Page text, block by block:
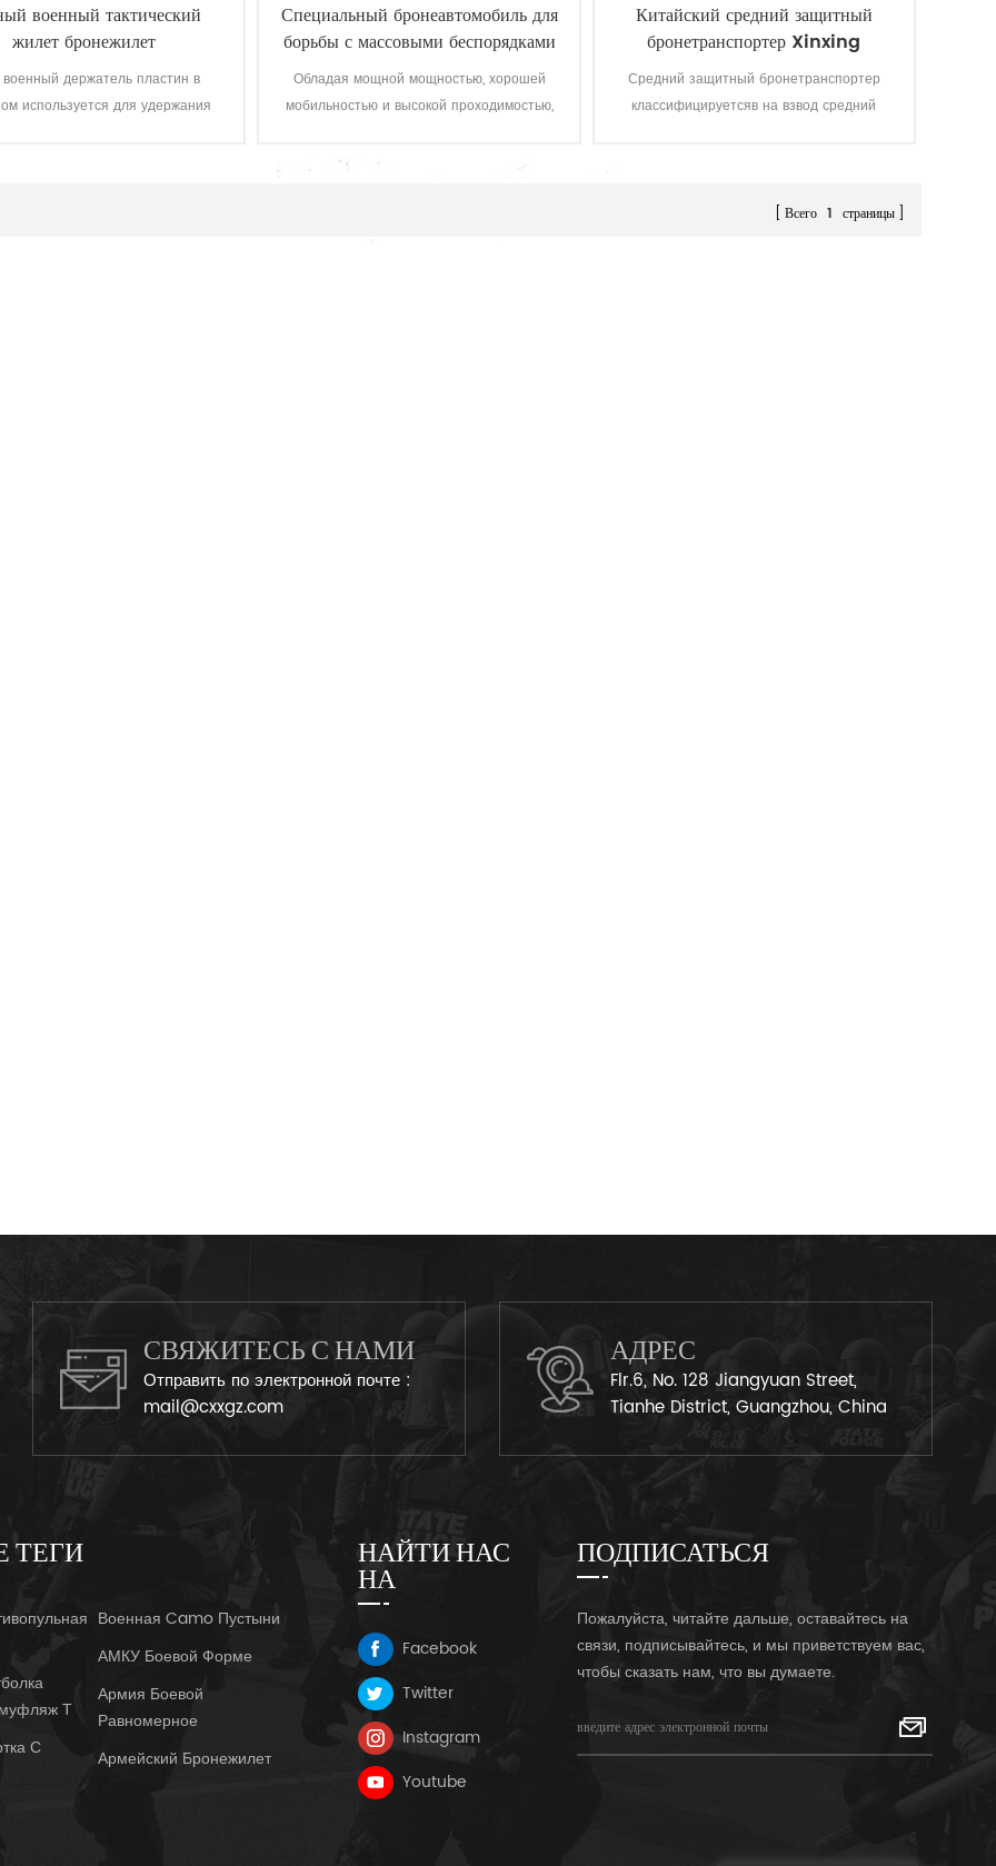
военный тактический
жилет бронежилет
пуленепробиваемый
держатель пластин в
используется для удержания
Специальный бронеавтомобиль для
борьбы с массовыми беспорядками
для военных и полиции
Обладая мощной мощностью, хорошей
мобильностью и высокой проходимостью,
борьбы с беспорядками для военных и
Китайский средний защитный
бронетранспортер Xinxing
Средний защитный бронетранспортер
классифицируетсяв на взвод средний
дня/на всей территории и поддержка
Всего 1 страницы
СВЯЖИТЕСЬ С НАМИ
Отправить по электронной почте :
mail@cxxgz.com
АДРЕС
Flr.6, No. 128 Jiangyuan Street,
Tianhe District, Guangzhou, China
ТЕГИ
Т
С
Военная Camo Пустыни
АМКУ Боевой Форме
Армия Боевой
Равномерное
Армейский Бронежилет
НАЙТИ НАС
НА
Facebook
Twitter
Instagram
Youtube
ПОДПИСАТЬСЯ
Пожалуйста, читайте дальше, оставайтесь на
связи, подписывайтесь, и мы приветствуем вас,
чтобы сказать нам, что вы думаете.